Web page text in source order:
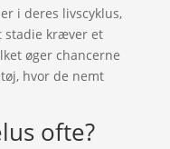
i deres livscyklus,
stadie kræver et
øger chancerne
hvor de nemt
ofte?